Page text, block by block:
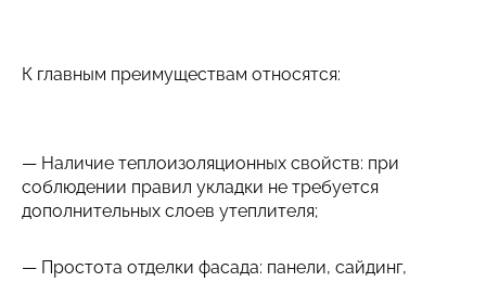
К главным преимуществам относятся:
— Наличие теплоизоляционных свойств: при
соблюдении правил укладки не требуется
дополнительных слоев утеплителя;
— Простота отделки фасада: панели, сайдинг,